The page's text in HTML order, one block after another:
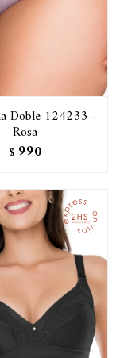
Doble 124233 -
Rosa
$ 990